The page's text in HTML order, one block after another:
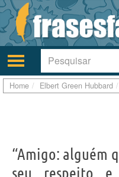
Ativar/desativar
a
navegação
Home Elbert Green Hubbard
“Amigo: alguém
seu respeito